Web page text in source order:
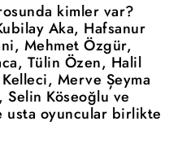
kimler var?
Aka, Hafsanur
Mehmet Özgür,
Tülin Özen, Halil
Merve Şeyma
Köseoğlu ve
usta oyuncular birlikte